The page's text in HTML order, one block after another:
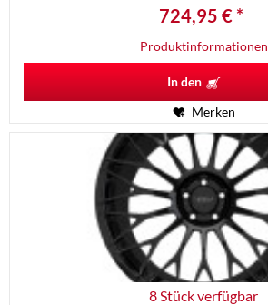
724,95 € *
Produktinformationen
In den
Merken
8 Stück verfügbar